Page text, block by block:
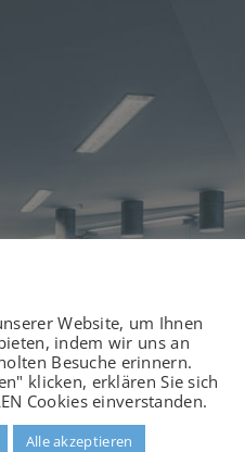
Website, um Ihnen
indem wir uns an
Besuche erinnern.
klicken, erklären Sie sich
Cookies einverstanden.
Alle akzeptieren